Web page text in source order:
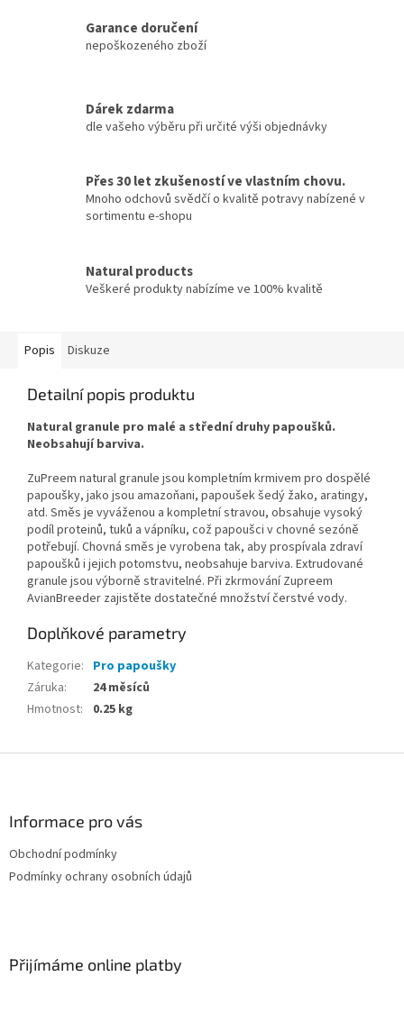
Garance doručení
nepoškozeného zboží
Dárek zdarma
dle vašeho výběru při určité výši objednávky
Přes 30 let zkušeností ve vlastním chovu.
Mnoho odchovů svědčí o kvalitě potravy nabízené v
sortimentu e-shopu
Natural products
Veškeré produkty nabízíme ve 100% kvalitě
Popis Diskuze
Detailní popis produktu
Natural granule pro malé a střední druhy papoušků.
Neobsahují barviva.
ZuPreem natural granule jsou kompletním krmivem pro dospělé
papoušky, jako jsou amazoňani, papoušek šedý žako, aratingy,
atd. Směs je vyváženou a kompletní stravou, obsahuje vysoký
podíl proteinů, tuků a vápníku, což papoušci v chovné sezóně
potřebují. Chovná směs je vyrobena tak, aby prospívala zdraví
papoušků i jejich potomstvu, neobsahuje barviva. Extrudované
granule jsou výborně stravitelné. Při zkrmování Zupreem
AvianBreeder zajistěte dostatečné množství čerstvé vody.
Doplňkové parametry
Kategorie: Pro papoušky
Záruka:
24 měsíců
Hmotnost: 0.25 kg
Informace pro vás
Obchodní podmínky
Podmínky ochrany osobních údajů
Přijímáme online platby